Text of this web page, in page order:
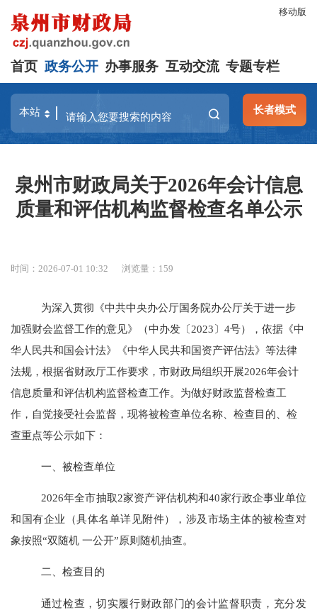
移动版
首页 政务公开 办事服务 互动交流 专题专栏
长者模式
泉州市财政局关于2026年会计信息
质量和评估机构监督检查名单公示
时间：2026-07-01 10:32 浏览量： 159
为深入贯彻《中共中央办公厅国务院办公厅关于进一步
加强财会监督工作的意见》（中办发〔2023〕4号） ，依据《中
华人民共和国会计法》《中华人民共和国资产评估法》等法律
法规，根据省财政厅工作要求，市财政局组织开展2026年会计
信息质量和评估机构监督检查工作。为做好财政监督检查工
作，自觉接受社会监督，现将被检查单位名称、检查目的、检
查重点等公示如下：
一、被检查单位
2026年全市抽取2家资产评估机构和40家行政企事业单位
和国有企业（具体名单详见附件），涉及市场主体的被检查对
象按照“双随机 一公开”原则随机抽查。
二、检查目的
通过检查，切实履行财政部门的会计监督职责，充分发